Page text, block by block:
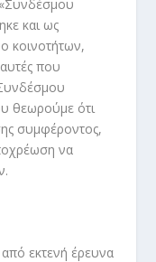
και ως
κοινοτήτων,
που
θεωρούμε ότι
συμφέροντος,
να
εκτενή έρευνα